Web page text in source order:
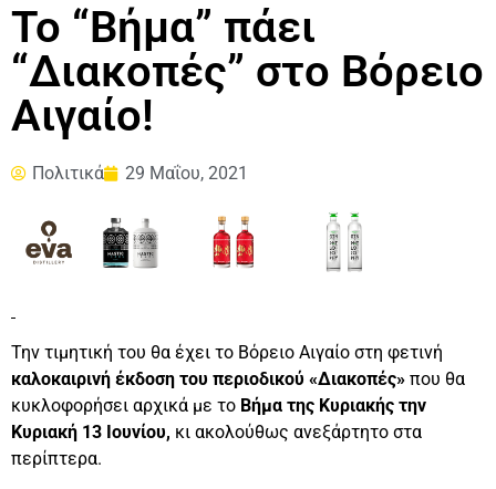
Το “Βήμα” πάει
“Διακοπές” στο Βόρειο
Αιγαίο!
Πολιτικά 29 Μαΐου, 2021
Την τιμητική του θα έχει το Βόρειο Αιγαίο στη φετινή
καλοκαιρινή έκδοση του περιοδικού «Διακοπές» που θα
κυκλοφορήσει αρχικά με το Βήμα της Κυριακής την
Κυριακή 13 Ιουνίου, κι ακολούθως ανεξάρτητο στα
περίπτερα.